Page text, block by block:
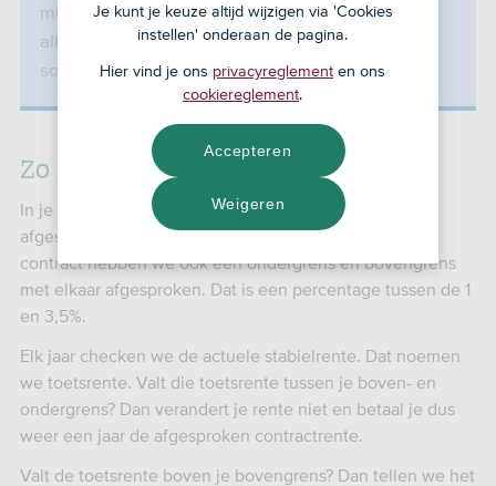
meer afsluiten. De informatie op deze pagina is
alleen bedoeld om je te informeren als je deze
soort rente hebt.
Zo zit SNS Stabielrente in elkaar
In je hypotheekcontract heb je een rente met ons
afgesproken. Dat noemen we je contractrente. In je
contract hebben we ook een ondergrens en bovengrens
met elkaar afgesproken. Dat is een percentage tussen de 1
en 3,5%.
Elk jaar checken we de actuele stabielrente. Dat noemen
we toetsrente. Valt die toetsrente tussen je boven- en
ondergrens? Dan verandert je rente niet en betaal je dus
weer een jaar de afgesproken contractrente.
Valt de toetsrente boven je bovengrens? Dan tellen we het
Je kunt je keuze altijd wijzigen via 'Cookies
instellen' onderaan de pagina.
Hier vind je ons privacyreglement en ons
cookiereglement.
Weigeren
Accepteren